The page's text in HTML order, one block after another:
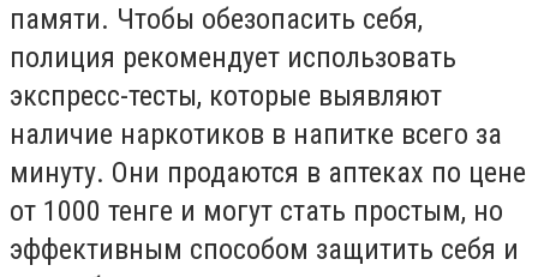
памяти. Чтобы обезопасить себя,
полиция рекомендует использовать
экспресс-тесты, которые выявляют
наличие наркотиков в напитке всего за
минуту. Они продаются в аптеках по цене
от 1000 тенге и могут стать простым, но
эффективным способом защитить себя и